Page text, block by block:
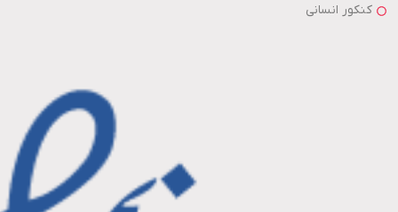
کنکور انسانی